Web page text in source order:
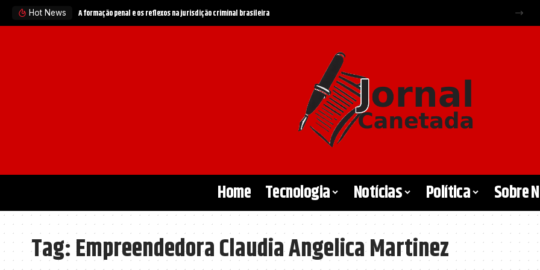
Hot News A formação penal e os reflexos na jurisdição criminal brasileira
Home Tecnologia Notícias Política Sobre
Tag:Empreendedora Claudia Angelica Martinez